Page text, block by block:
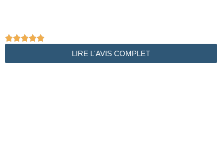

LIRE L'AVIS COMPLET